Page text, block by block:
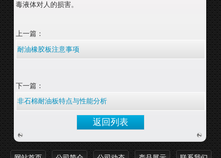
毒液体对人的损害。
上一篇：
耐油橡胶板注意事项
下一篇：
非石棉耐油板特点与性能分析
返回列表